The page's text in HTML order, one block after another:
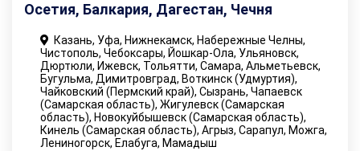
Осетия, Балкария, Дагестан, Чечня
Казань, Уфа, Нижнекамск, Набережные Челны,
Чистополь, Чебоксары, Йошкар-Ола, Ульяновск,
Дюртюли, Ижевск, Тольятти, Самара, Альметьевск,
Бугульма, Димитровград, Воткинск (Удмуртия),
Чайковский (Пермский край), Сызрань, Чапаевск
(Самарская область), Жигулевск (Самарская
область), Новокуйбышевск (Самарская область),
Кинель (Самарская область), Агрыз, Сарапул, Можга,
Лениногорск, Елабуга, Мамадыш